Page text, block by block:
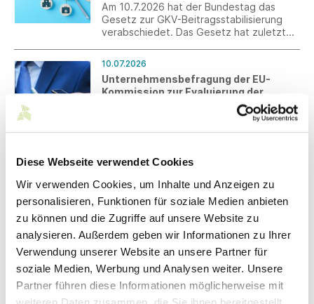
Diese Webseite verwendet Cookies
Wir verwenden Cookies, um Inhalte und Anzeigen zu
personalisieren, Funktionen für soziale Medien anbieten
zu können und die Zugriffe auf unsere Website zu
analysieren. Außerdem geben wir Informationen zu Ihrer
Verwendung unserer Website an unsere Partner für
soziale Medien, Werbung und Analysen weiter. Unsere
Partner führen diese Informationen möglicherweise mit
Am 10.7.2026 hat der Bundestag das
Gesetz zur GKV-Beitragsstabilisierung
verabschiedet. Das Gesetz hat zuletzt
Bundesrat beraten und verabschiedet.
10.07.2026
Unternehmensbefragung der EU-
Kommission zur Evaluierung der
Hinweisgeberschutz-Richtlinie
Die Europäische Kommission führt eine
Umfrage zur Evaluierung der EU-Richtlinie
2019/1937) durch. Ziel ist die Erfassung
Unternehmen mit internen
Meldesystemen. Die Teilnahme ist bis zum
31. Juli 2026 möglich.
Digitalisierung –
Veranstaltungsangebote August 2026
Wir präsentieren die Veranstaltungen des
Netzwerks von Mittelstand-Digital für den
kommenden Monat.
Arbeitsrecht: Reformüberlegungen